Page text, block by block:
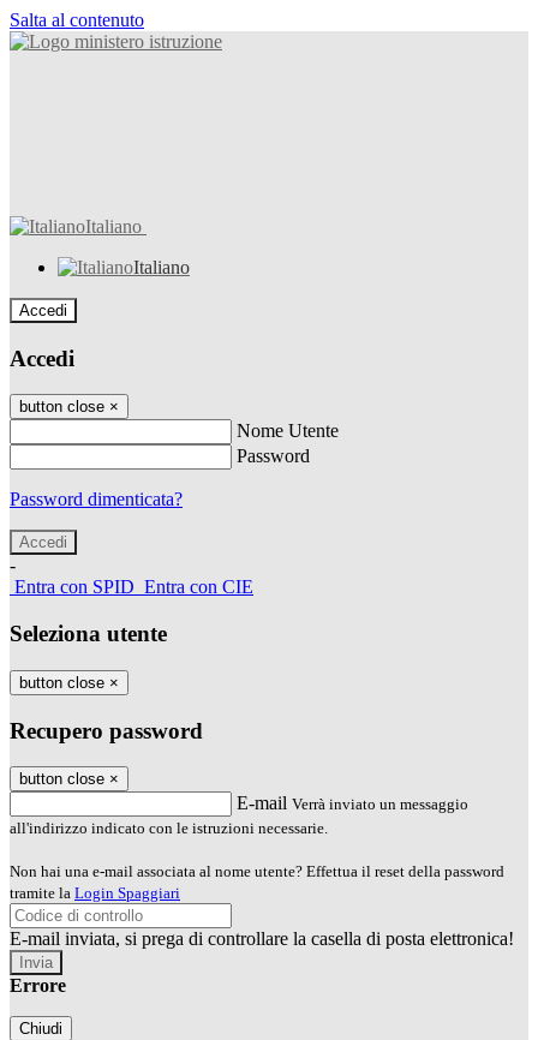
Salta al contenuto
Italiano
Italiano
Accedi
Accedi
button close ×
Nome Utente
Password
Password dimenticata?
-
Entra con SPID Entra con CIE
Seleziona utente
button close ×
Recupero password
button close ×
E-mail Verrà inviato un messaggio
all'indirizzo indicato con le istruzioni necessarie.
Non hai una e-mail associata al nome utente? Effettua il reset della password
tramite la Login Spaggiari
E-mail inviata, si prega di controllare la casella di posta elettronica!
Errore
Chiudi